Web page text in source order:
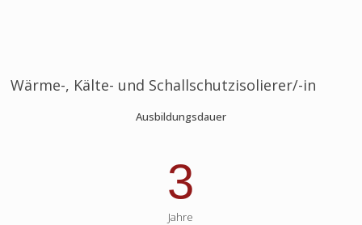
Wärme-, Kälte- und Schallschutzisolierer/-in
Ausbildungsdauer
3
Jahre